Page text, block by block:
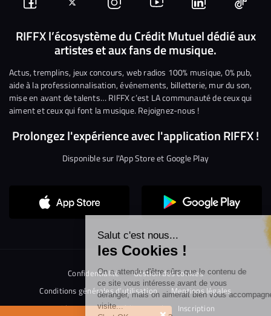
Continuer sans accepter
les Cookies !
On a attendu d'être sûrs que le contenu de
ce site vous intéresse avant de vous
déranger, mais on aimerait bien vous accompagner pendant votre
visite...
Suivez-
nous
Facebook
Suivez-
nous
sur
Twitter
Nous
rejoindre
sur
Instagram
Nous
rejoindre
sur
YouTube
Nous
rejoindre
sur
Linkedin
Nous
RIFFX l’écosystème du Crédit Mutuel dédié aux
artistes et aux fans de musique.
Actus, tremplins, jeux concours, web radios 100% musique, 0% pub,
aide à la professionnalisation, événements, billetterie, mur du son,
mise en avant de talents… RIFFX c’est LA communauté de ceux qui
aiment et ceux qui font la musique. Rejoignez-nous !
Prolongez l'expérience avec l'application RIFFX !
Disponible sur l'App Store et Google Play
Confidentialité
Gestion des cookies
Conditions générales d’utilisation
Mentions légales
Aide en ligne
Crédit Mutuel Inscription